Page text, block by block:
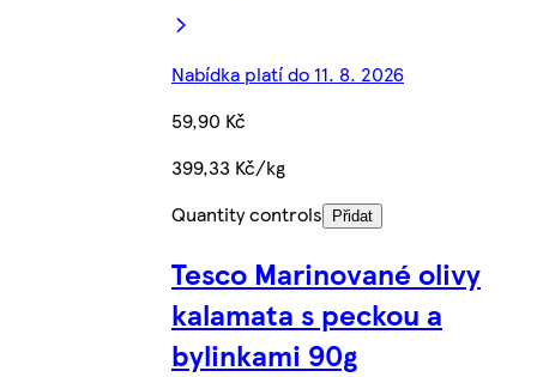
Nabídka platí do 11. 8. 2026
59,90 Kč
399,33 Kč/kg
Quantity controls
Přidat
Tesco Marinované olivy
kalamata s peckou a
bylinkami 90g